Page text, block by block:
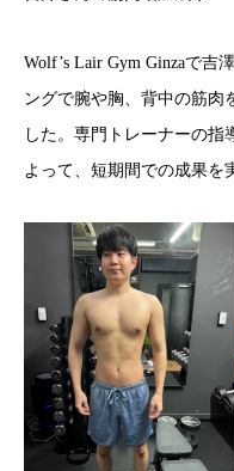
Wolf’s Lair Gym Ginzaで吉
ングで腕や胸、背中の筋肉
した。専門トレーナーの指
よって、短期間での成果を